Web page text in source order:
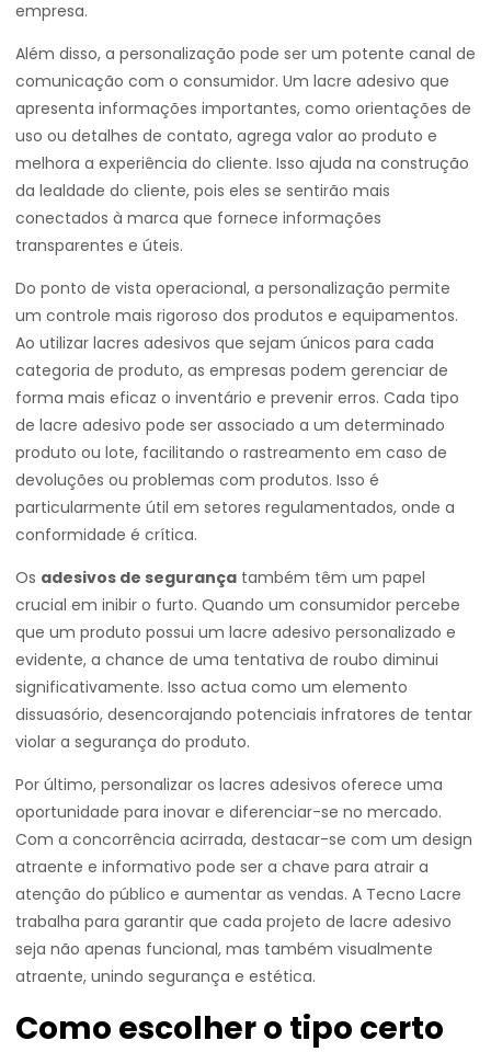
empresa.
Além disso, a personalização pode ser um potente canal de
comunicação com o consumidor. Um lacre adesivo que
apresenta informações importantes, como orientações de
uso ou detalhes de contato, agrega valor ao produto e
melhora a experiência do cliente. Isso ajuda na construção
da lealdade do cliente, pois eles se sentirão mais
conectados à marca que fornece informações
transparentes e úteis.
Do ponto de vista operacional, a personalização permite
um controle mais rigoroso dos produtos e equipamentos.
Ao utilizar lacres adesivos que sejam únicos para cada
categoria de produto, as empresas podem gerenciar de
forma mais eficaz o inventário e prevenir erros. Cada tipo
de lacre adesivo pode ser associado a um determinado
produto ou lote, facilitando o rastreamento em caso de
devoluções ou problemas com produtos. Isso é
particularmente útil em setores regulamentados, onde a
conformidade é crítica.
Os adesivos de segurança também têm um papel
crucial em inibir o furto. Quando um consumidor percebe
que um produto possui um lacre adesivo personalizado e
evidente, a chance de uma tentativa de roubo diminui
significativamente. Isso actua como um elemento
dissuasório, desencorajando potenciais infratores de tentar
violar a segurança do produto.
Por último, personalizar os lacres adesivos oferece uma
oportunidade para inovar e diferenciar-se no mercado.
Com a concorrência acirrada, destacar-se com um design
atraente e informativo pode ser a chave para atrair a
atenção do público e aumentar as vendas. A Tecno Lacre
trabalha para garantir que cada projeto de lacre adesivo
seja não apenas funcional, mas também visualmente
atraente, unindo segurança e estética.
Como escolher o tipo certo